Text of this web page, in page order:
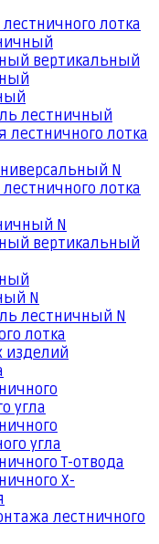
лотка
вертикальный
лестничный
лотка
N
лотка
N
вертикальный
N
лестничный N
лотка
угла
угла
Т-отвода
Х-
лестничного